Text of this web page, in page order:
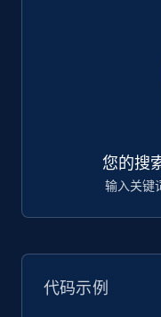
您的搜
输入关键
代码示例